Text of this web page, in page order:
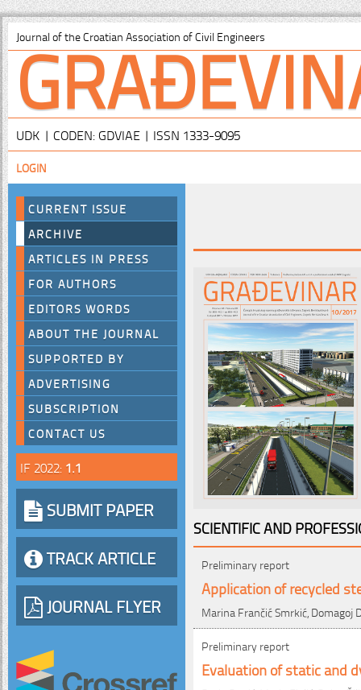
Journal of the Croatian Association of Civil Engineers
UDK | CODEN: GDVIAE | ISSN 1333-9095
LOGIN
CURRENT ISSUE
ARCHIVE
ARTICLES IN PRESS
FOR AUTHORS
EDITORS WORDS
ABOUT THE JOURNAL
SUPPORTED BY
ADVERTISING
SUBSCRIPTION
CONTACT US
IF 2022: 1.1
SUBMIT PAPER
TRACK ARTICLE
JOURNAL FLYER
SCIENTIFIC AND
Preliminary report
Application of recycled
Marina Frančić Smrkić, Domagoj
Preliminary report
Evaluation of static and